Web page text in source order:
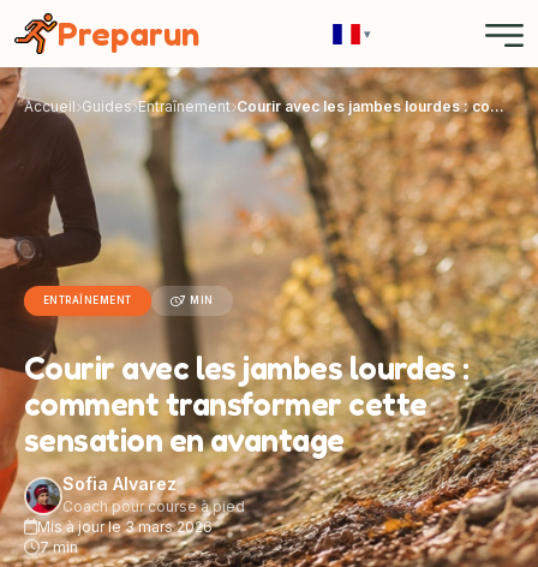
Preparun ▾
Accueil Guides Entraînement Courir avec les jambes lourdes : comment transformer cette sensation en avantage
ENTRAÎNEMENT 7 MIN
Courir avec les jambes lourdes :
comment transformer cette
sensation en avantage
Sofia Alvarez
Coach pour course à pied
Mis à jour le 3 mars 2026
7 min
Panneau de gestion des cookies